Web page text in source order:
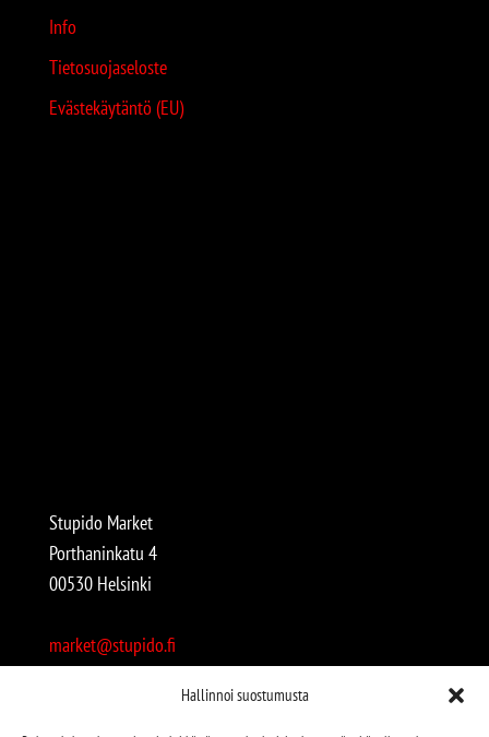
Hallinnoi suostumusta
Info
Tietosuojaseloste
Evästekäytäntö (EU)
Stupido Market
Porthaninkatu 4
00530 Helsinki
market@stupido.fi